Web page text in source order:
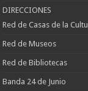
DIRECCIONES
Red de Casas de la
Red de Museos
Red de Bibliotecas
Banda 24 de Junio